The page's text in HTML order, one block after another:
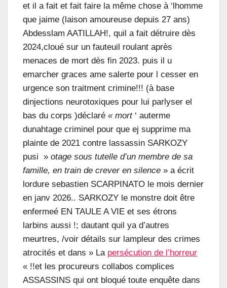
et il a fait et fait faire la même chose à ‘lhomme
que jaime (laison amoureuse depuis 27 ans)
Abdesslam AATILLAH!, quil a fait détruire dès
2024,cloué sur un fauteuil roulant après
menaces de mort dès fin 2023. puis il u
emarcher graces ame salerte pour l cesser en
urgence son traitment crimine!!! (à base
dinjections neurotoxiques pour lui parlyser el
bas du corps )déclaré « mort‘ auterme
dunahtage criminel pour que ej supprime ma
plainte de 2021 contre lassassin SARKOZY
pusi » otage sous tutelle d’un membre de sa
famille, en train de crever en silence » a écrit
lordure sebastien SCARPINATO le mois dernier
en janv 2026.. SARKOZY le monstre doit être
enfermeé EN TAULE A VIE et ses étrons
larbins aussi !; dautant quil ya d’autres
meurtres, /voir détails sur lampleur des crimes
atrocités et dans » La persécution de l’horreur
« !!et les procureurs collabos complices
ASSASSINS qui ont bloqué toute enquête dans